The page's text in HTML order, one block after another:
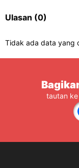
Ulasan (0)
Tidak ada data yang
tautan